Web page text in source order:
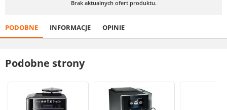
Brak aktualnych ofert produktu.
PODOBNE INFORMACJE OPINIE
Podobne strony